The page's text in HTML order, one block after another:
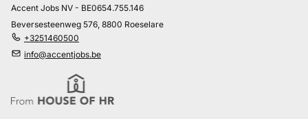
Accent Jobs NV - BE0654.755.146
Beversesteenweg 576, 8800 Roeselare
+3251460500
info@accentjobs.be